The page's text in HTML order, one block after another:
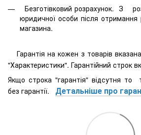
Безготівковий розрахунок. З
юридичної особи після отримання
магазина.
Гарантія на кожен з товарів
"Характеристики". Гарантійний строк
Якщо строка "гарантія" відсутня то
без гарантії. Детальніше про